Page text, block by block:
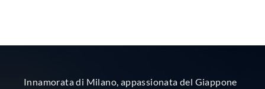
Innamorata di Milano, appassionata del Giappone